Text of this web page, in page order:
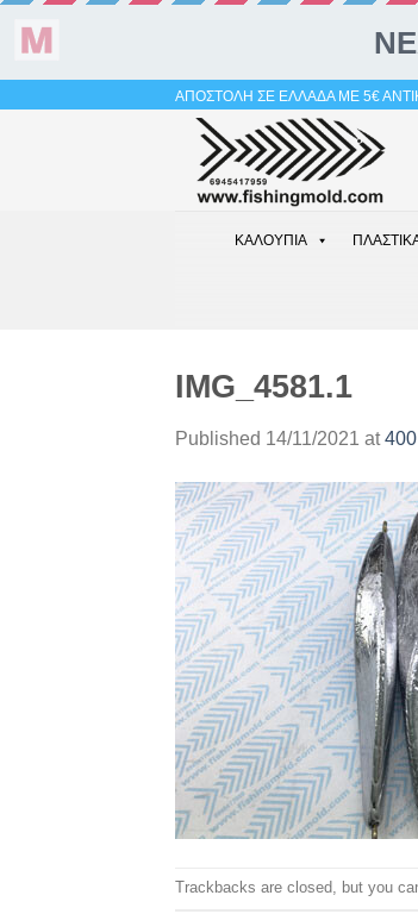
ΑΠΟΣΤΟΛΗ ΣΕ ΕΛΛΑΔΑ ΜΕ 5€
ΚΑΛΟΥΠΙΑ
IMG_4581.1
Published 14/11/2021 at
Trackbacks are closed, but you